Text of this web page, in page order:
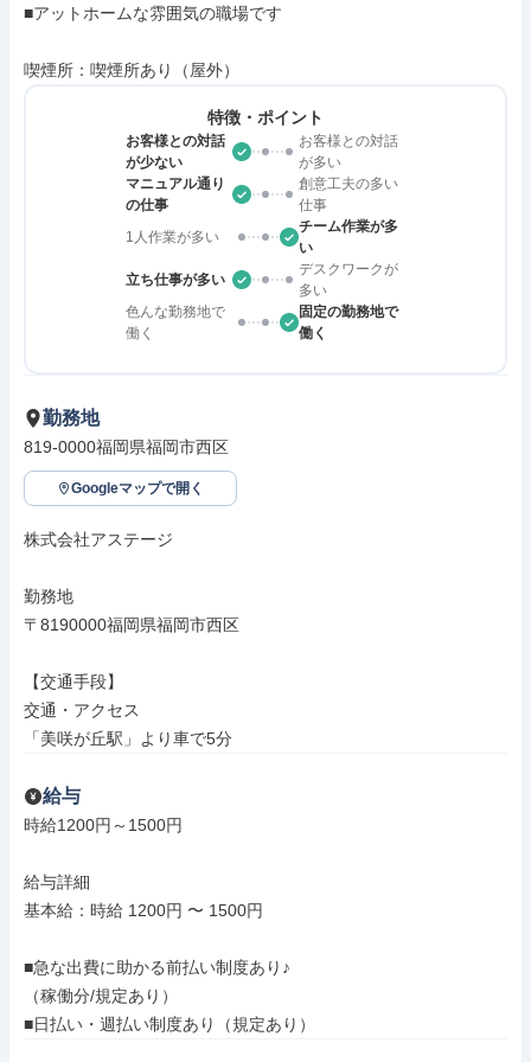
■アットホームな雰囲気の職場です
喫煙所：喫煙所あり（屋外）
特徴・ポイント
お客様との対話
が少ない
お客様との対話
が多い
マニュアル通り
の仕事
創意工夫の多い
仕事
1人作業が多い
チーム作業が多
い
立ち仕事が多い
デスクワークが
多い
色んな勤務地で
働く
固定の勤務地で
働く
勤務地
819-0000福岡県福岡市西区
Googleマップで開く
株式会社アステージ
勤務地
〒8190000福岡県福岡市西区
【交通手段】
交通・アクセス
「美咲が丘駅」より車で5分
給与
時給1200円～1500円
給与詳細
基本給：時給 1200円 〜 1500円
■急な出費に助かる前払い制度あり♪
（稼働分/規定あり）
■日払い・週払い制度あり（規定あり）